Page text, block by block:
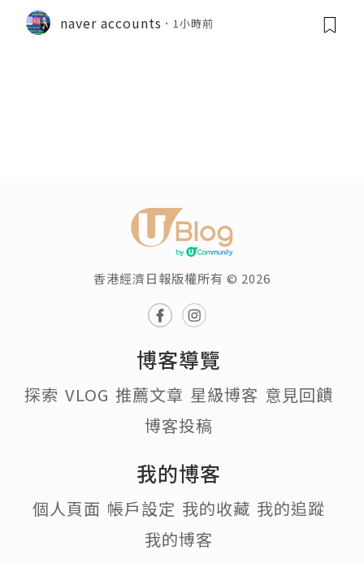
naver accounts 1小時前
香港經濟日報版權所有 © 2026
博客導覽
探索 VLOG 推薦文章 星級博客 意見回饋
博客投稿
我的博客
個人頁面 帳戶設定 我的收藏 我的追蹤
我的博客